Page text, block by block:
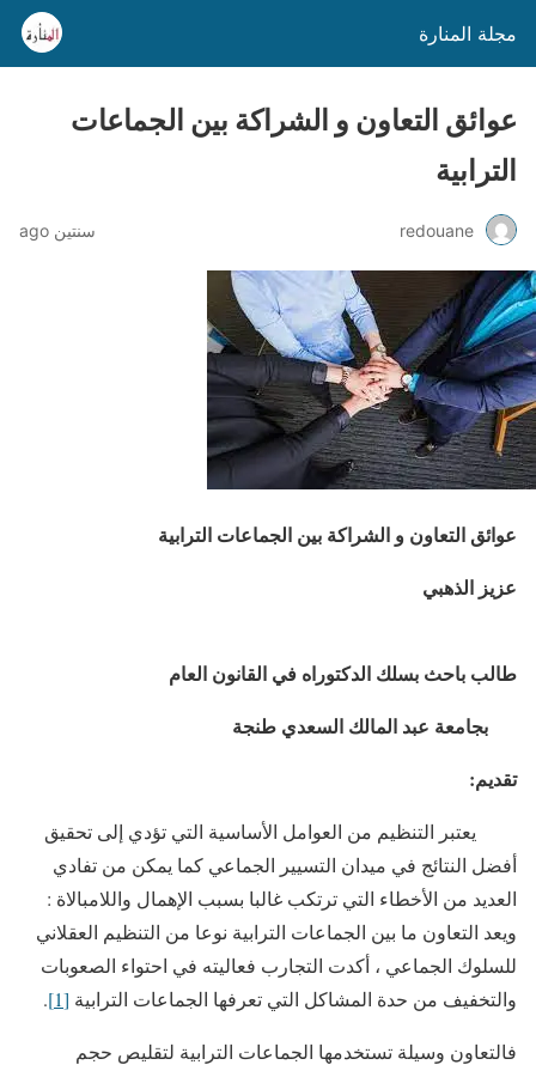
مجلة المنارة
عوائق التعاون و الشراكة بين الجماعات
الترابية
redouane سنتين ago
عوائق التعاون و الشراكة بين الجماعات الترابية
عزيز الذهبي
طالب باحث بسلك الدكتوراه في القانون العام
بجامعة عبد المالك السعدي طنجة
تقديم:
يعتبر التنظيم من العوامل الأساسية التي تؤدي إلى تحقيق
أفضل النتائج في ميدان التسيير الجماعي كما يمكن من تفادي
العديد من الأخطاء التي ترتكب غالبا بسبب الإهمال واللامبالاة :
ويعد التعاون ما بين الجماعات الترابية نوعا من التنظيم العقلاني
للسلوك الجماعي ، أكدت التجارب فعاليته في احتواء الصعوبات
والتخفيف من حدة المشاكل التي تعرفها الجماعات الترابية [1]
.
فالتعاون وسيلة تستخدمها الجماعات الترابية لتقليص حجم